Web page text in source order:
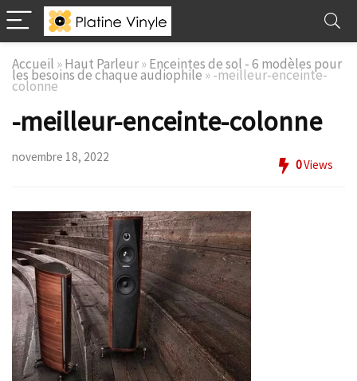
Accueil »Haut Parleur»Enceintes de sol - 6 modèles pour
les besoins de chaque audiophile »-meilleur-enceinte-
colonne
-meilleur-enceinte-colonne
novembre 18, 2022
0Views